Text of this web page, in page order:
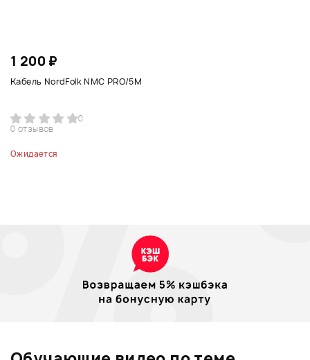
1 200 ₽
Кабель NordFolk NMC PRO/5M
0
0 отзывов
Ожидается